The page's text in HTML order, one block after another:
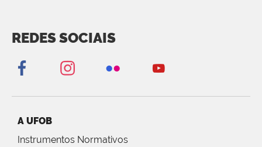
REDES SOCIAIS
A UFOB
Instrumentos Normativos